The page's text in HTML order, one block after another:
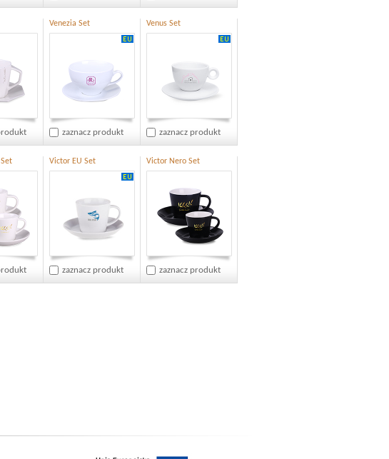
Venezia Set
zaznacz produkt
Venus Set
zaznacz produkt
Victor EU Set
zaznacz produkt
Victor Nero Set
zaznacz produkt